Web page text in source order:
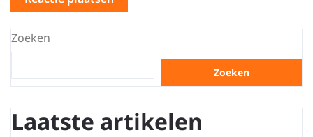
Zoeken
Zoeken
Laatste artikelen